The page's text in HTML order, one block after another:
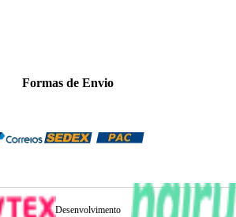
Formas de Envio
Desenvolvimento